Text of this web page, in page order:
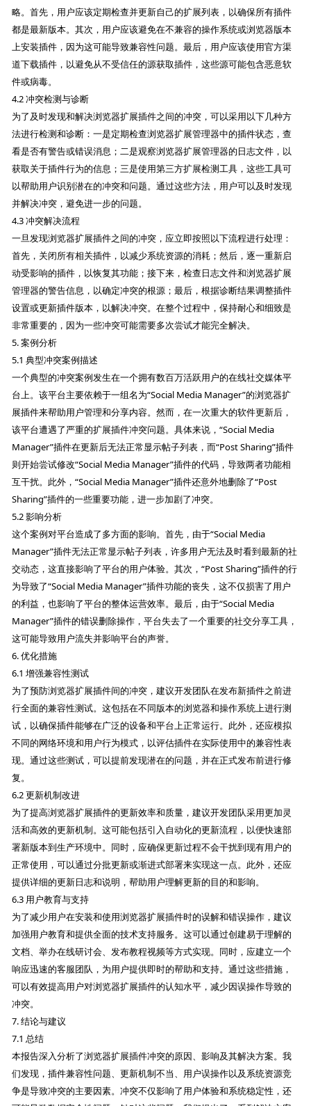
略。首先，用户应该定期检查并更新自己的扩展列表，以确保所有插件
都是最新版本。其次，用户应该避免在不兼容的操作系统或浏览器版本
上安装插件，因为这可能导致兼容性问题。最后，用户应该使用官方渠
道下载插件，以避免从不受信任的源获取插件，这些源可能包含恶意软
件或病毒。
4.2 冲突检测与诊断
为了及时发现和解决浏览器扩展插件之间的冲突，可以采用以下几种方
法进行检测和诊断：一是定期检查浏览器扩展管理器中的插件状态，查
看是否有警告或错误消息；二是观察浏览器扩展管理器的日志文件，以
获取关于插件行为的信息；三是使用第三方扩展检测工具，这些工具可
以帮助用户识别潜在的冲突和问题。通过这些方法，用户可以及时发现
并解决冲突，避免进一步的问题。
4.3 冲突解决流程
一旦发现浏览器扩展插件之间的冲突，应立即按照以下流程进行处理：
首先，关闭所有相关插件，以减少系统资源的消耗；然后，逐一重新启
动受影响的插件，以恢复其功能；接下来，检查日志文件和浏览器扩展
管理器的警告信息，以确定冲突的根源；最后，根据诊断结果调整插件
设置或更新插件版本，以解决冲突。在整个过程中，保持耐心和细致是
非常重要的，因为一些冲突可能需要多次尝试才能完全解决。
5. 案例分析
5.1 典型冲突案例描述
一个典型的冲突案例发生在一个拥有数百万活跃用户的在线社交媒体平
台上。该平台主要依赖于一组名为“Social Media Manager”的浏览器扩
展插件来帮助用户管理和分享内容。然而，在一次重大的软件更新后，
该平台遭遇了严重的扩展插件冲突问题。具体来说，“Social Media
Manager”插件在更新后无法正常显示帖子列表，而“Post Sharing”插件
则开始尝试修改“Social Media Manager”插件的代码，导致两者功能相
互干扰。此外，“Social Media Manager”插件还意外地删除了“Post
Sharing”插件的一些重要功能，进一步加剧了冲突。
5.2 影响分析
这个案例对平台造成了多方面的影响。首先，由于“Social Media
Manager”插件无法正常显示帖子列表，许多用户无法及时看到最新的社
交动态，这直接影响了平台的用户体验。其次，“Post Sharing”插件的行
为导致了“Social Media Manager”插件功能的丧失，这不仅损害了用户
的利益，也影响了平台的整体运营效率。最后，由于“Social Media
Manager”插件的错误删除操作，平台失去了一个重要的社交分享工具，
这可能导致用户流失并影响平台的声誉。
6. 优化措施
6.1 增强兼容性测试
为了预防浏览器扩展插件间的冲突，建议开发团队在发布新插件之前进
行全面的兼容性测试。这包括在不同版本的浏览器和操作系统上进行测
试，以确保插件能够在广泛的设备和平台上正常运行。此外，还应模拟
不同的网络环境和用户行为模式，以评估插件在实际使用中的兼容性表
现。通过这些测试，可以提前发现潜在的问题，并在正式发布前进行修
复。
6.2 更新机制改进
为了提高浏览器扩展插件的更新效率和质量，建议开发团队采用更加灵
活和高效的更新机制。这可能包括引入自动化的更新流程，以便快速部
署新版本到生产环境中。同时，应确保更新过程不会干扰到现有用户的
正常使用，可以通过分批更新或渐进式部署来实现这一点。此外，还应
提供详细的更新日志和说明，帮助用户理解更新的目的和影响。
6.3 用户教育与支持
为了减少用户在安装和使用浏览器扩展插件时的误解和错误操作，建议
加强用户教育和提供全面的技术支持服务。这可以通过创建易于理解的
文档、举办在线研讨会、发布教程视频等方式实现。同时，应建立一个
响应迅速的客服团队，为用户提供即时的帮助和支持。通过这些措施，
可以有效提高用户对浏览器扩展插件的认知水平，减少因误操作导致的
冲突。
7. 结论与建议
7.1 总结
本报告深入分析了浏览器扩展插件冲突的原因、影响及其解决方案。我
们发现，插件兼容性问题、更新机制不当、用户误操作以及系统资源竞
争是导致冲突的主要因素。冲突不仅影响了用户体验和系统稳定性，还